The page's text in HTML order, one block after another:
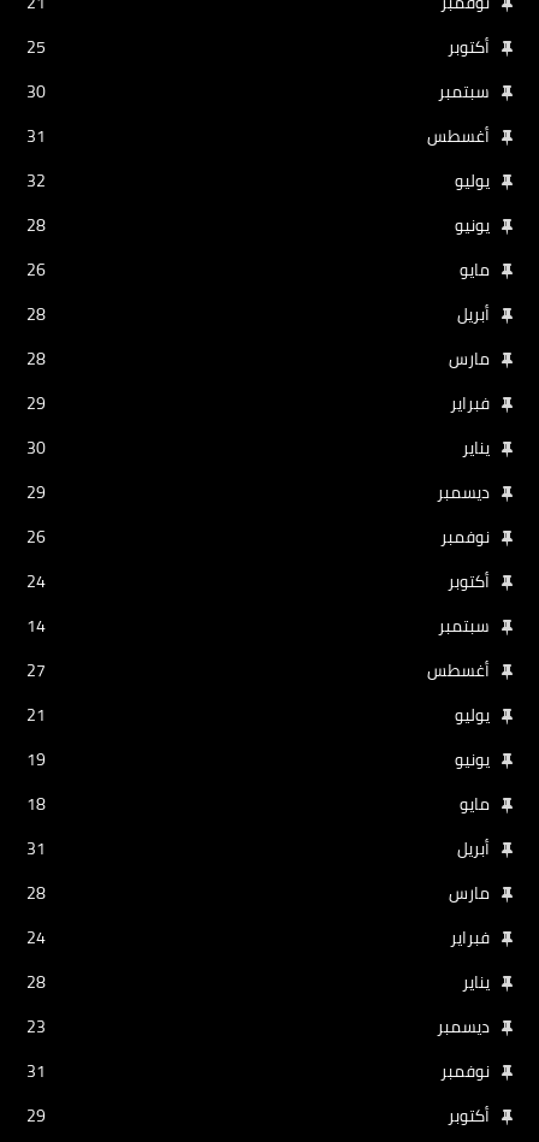
أكتوبر
25
سبتمبر
30
أغسطس
31
يوليو
32
يونيو
28
مايو
26
أبريل
28
مارس
28
فبراير
29
يناير
30
ديسمبر
29
نوفمبر
26
أكتوبر
24
سبتمبر
14
أغسطس
27
يوليو
21
يونيو
19
مايو
18
أبريل
31
مارس
28
فبراير
24
يناير
28
ديسمبر
23
نوفمبر
31
أكتوبر
29